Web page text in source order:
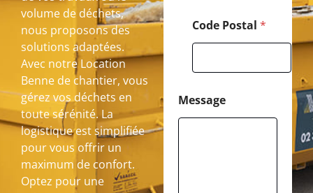
volume de déchets,
nous proposons des
solutions adaptées.
Avec notre Location
Benne de chantier, vous
gérez vos déchets en
toute sérénité. La
logistique est simplifiée
pour vous offrir un
maximum de confort.
Optez pour une
Code Postal *
Message